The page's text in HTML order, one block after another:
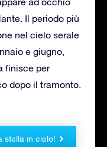
Il periodo più
nel cielo serale
e giugno,
finisce per
dopo il tramonto.
stella in cielo!